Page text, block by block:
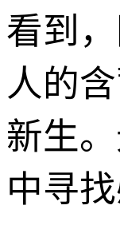
看到
人的
新生
中寻